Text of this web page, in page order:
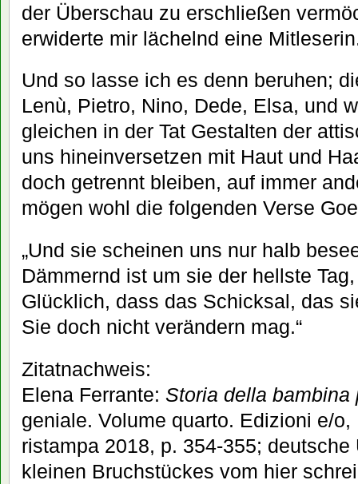
der Überschau zu erschließen
erwiderte mir lächelnd eine
Und so lasse ich es denn beruhen;
Lenù, Pietro, Nino, Dede, Elsa, und
gleichen in der Tat Gestalten der
uns hineinversetzen mit Haut und
doch getrennt bleiben, auf immer
mögen wohl die folgenden Verse
„Und sie scheinen uns nur halb
Dämmernd ist um sie der hellste Tag,
Glücklich, dass das Schicksal, das
Sie doch nicht verändern mag.“
Zitatnachweis:
Elena Ferrante: Storia della bambina
geniale. Volume quarto. Edizioni e/
ristampa 2018, p. 354-355;
kleinen Bruchstückes vom hier